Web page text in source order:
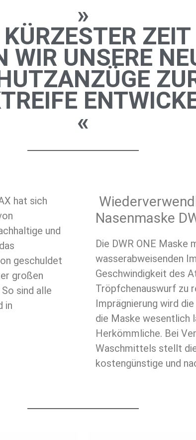
»
ZEIT
WIR UNSERE
«
hat sich
und
geschuldet
großen
sind alle
in
Nasenmaske
Die DWR ONE Maske
wasserabweisenden
Geschwindigkeit des
Tröpfchenauswurf zu
Imprägnierung wird
die Maske wesentlich
Herkömmliche. Bei
Waschmittels stellt
kostengünstige und